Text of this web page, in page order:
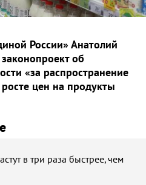
России» Анатолий
об
«за распространение
цен на продукты
в три раза быстрее, чем